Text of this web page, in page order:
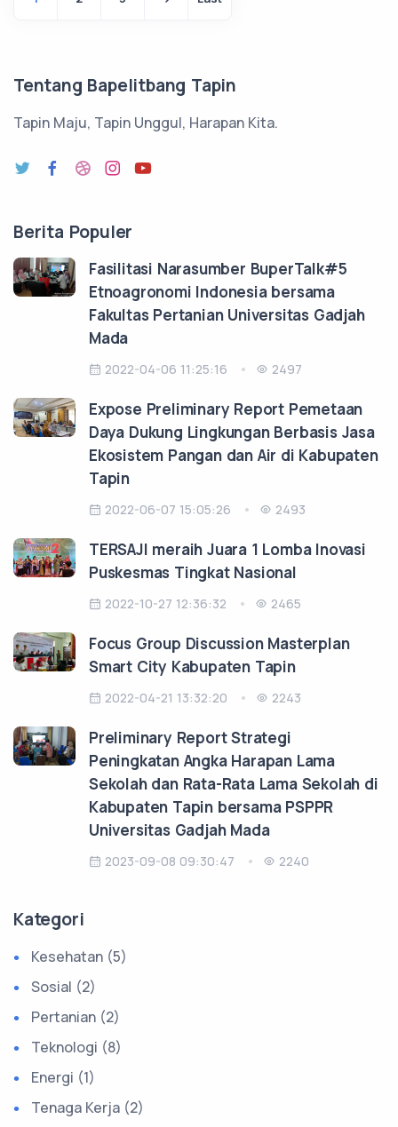
Tentang Bapelitbang Tapin
Tapin Maju, Tapin Unggul, Harapan Kita.
Berita Populer
Fasilitasi Narasumber BuperTalk#5
Etnoagronomi Indonesia bersama
Fakultas Pertanian Universitas Gadjah
Mada
2022-04-06 11:25:16 2497
Expose Preliminary Report Pemetaan
Daya Dukung Lingkungan Berbasis Jasa
Ekosistem Pangan dan Air di Kabupaten
Tapin
2022-06-07 15:05:26 2493
TERSAJI meraih Juara 1 Lomba Inovasi
Puskesmas Tingkat Nasional
2022-10-27 12:36:32 2465
Focus Group Discussion Masterplan
Smart City Kabupaten Tapin
2022-04-21 13:32:20 2243
Preliminary Report Strategi
Peningkatan Angka Harapan Lama
Sekolah dan Rata-Rata Lama Sekolah di
Kabupaten Tapin bersama PSPPR
Universitas Gadjah Mada
2023-09-08 09:30:47 2240
Kategori
Kesehatan (5)
Sosial (2)
Pertanian (2)
Teknologi (8)
Energi (1)
Tenaga Kerja (2)